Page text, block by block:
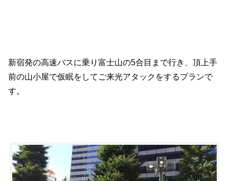
新宿発の高速バスに乗り富士山の5合目まで行き、頂上手
前の山小屋で仮眠をしてご来光アタックをするプランで
す。